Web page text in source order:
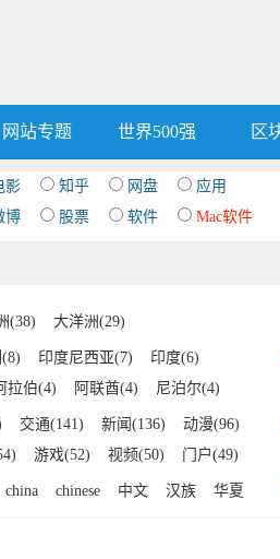
网站专题 世界500强 区
影 知乎 网盘 应用
博 股票 软件 Mac软件
(38) 大洋洲(29)
印度尼西亚(7)
印度(6)
拉伯(4) 阿联酋(4)
尼泊尔(4)
威特(3) 缅甸(3)
马尔代夫(3)
伊拉克(3)
塔吉克斯坦(3)
(2)
朝鲜(2)
交通(141) 新闻(136)
动漫(96)
游戏(52) 视频(50)
门户(49)
社交(21) 杂志(20)
健康(19)
china chinese 中文 汉族
华夏